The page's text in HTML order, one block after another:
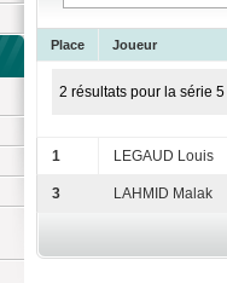
Place Joueur
2 résultats pour la série 5
1 LEGAUD Louis
3 LAHMID Malak